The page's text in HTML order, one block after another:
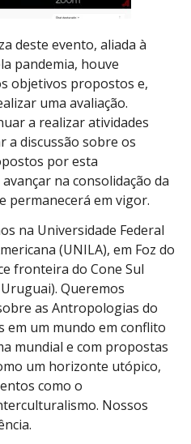
deste evento, aliada à
pandemia, houve
objetivos propostos e,
uma avaliação.
a realizar atividades
a discussão sobre os
por esta
na consolidação da
permanecerá em vigor.
na Universidade Federal
(UNILA), em Foz do
fronteira do Cone Sul
Queremos
as Antropologias do
em um mundo em conflito
mundial e com propostas
um horizonte utópico,
como o
Nossos